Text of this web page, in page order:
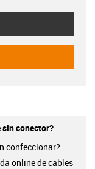
sin conector?
confeccionar?
online de cables